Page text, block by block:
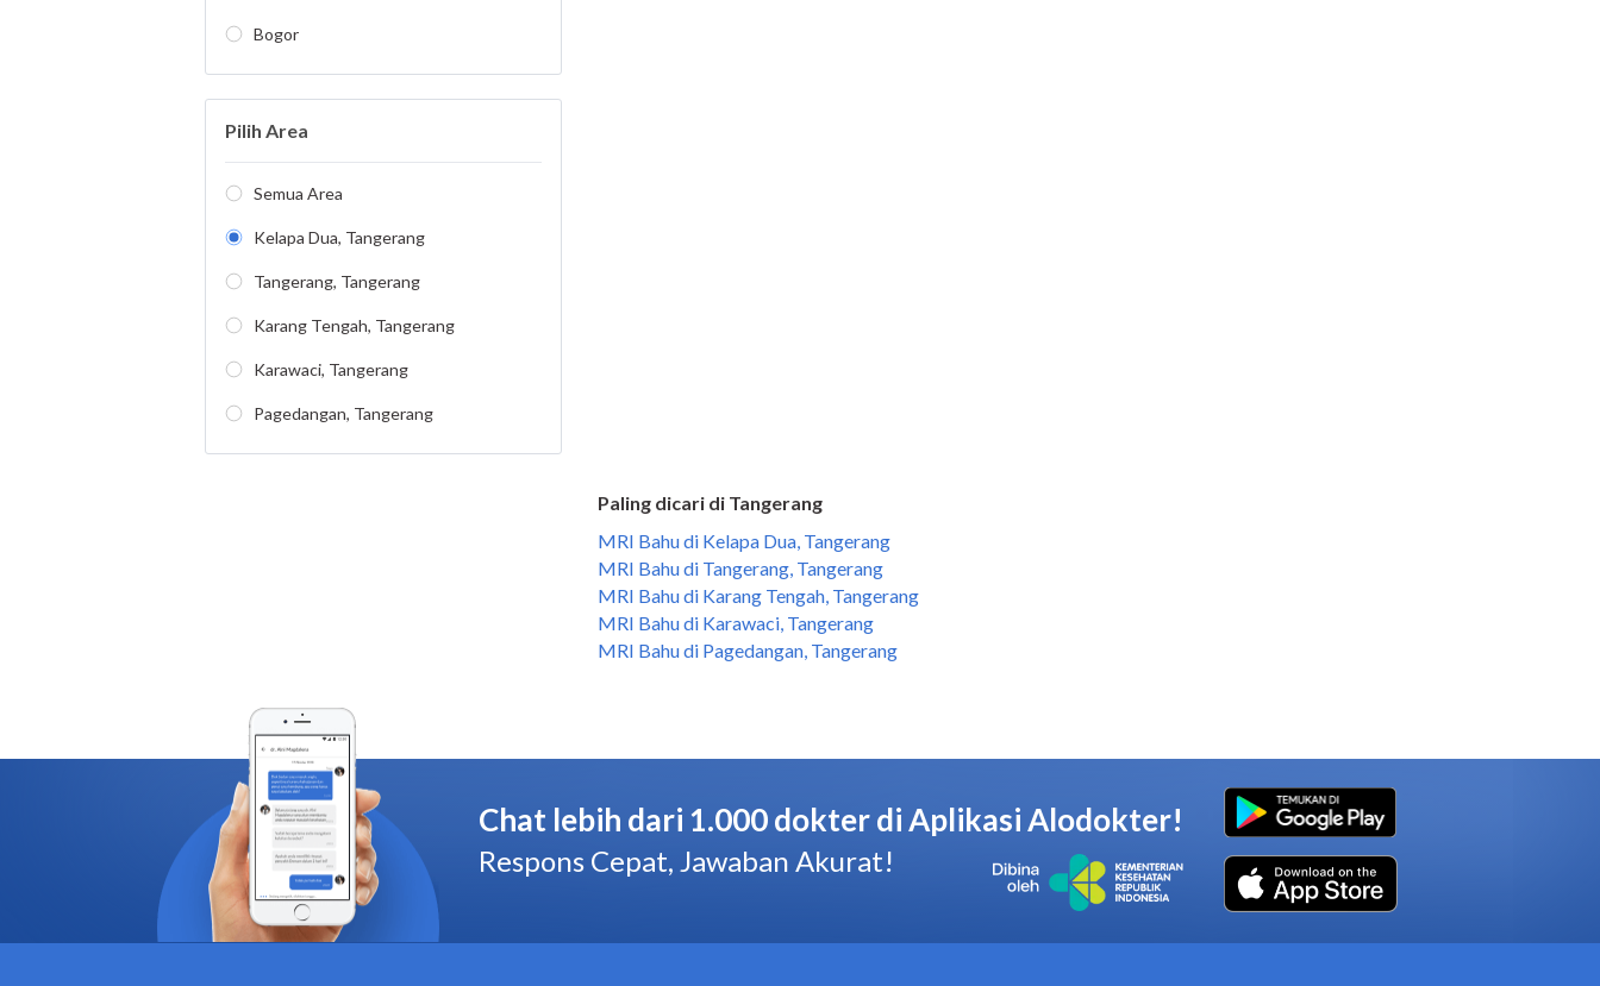
Paling dicari di Tangerang
MRI Bahu di Kelapa Dua, Tangerang
MRI Bahu di Tangerang, Tangerang
MRI Bahu di Karang Tengah, Tangerang
MRI Bahu di Karawaci, Tangerang
MRI Bahu di Pagedangan, Tangerang